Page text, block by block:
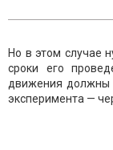
Но в этом случае
сроки его
движения должны
эксперимента —